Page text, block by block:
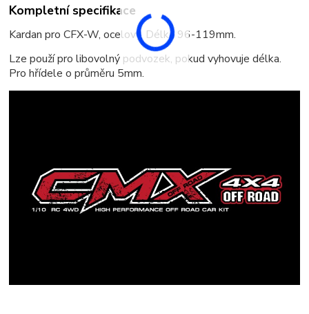
Kompletní specifikace
Kardan pro CFX-W, ocelový. Délka 96-119mm.
Lze použí pro libovolný podvozek, pokud vyhovuje délka.
Pro hřídele o průměru 5mm.